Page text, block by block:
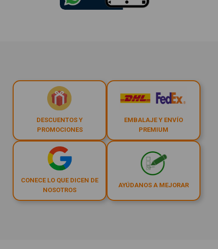
DESCUENTOS Y
PROMOCIONES
EMBALAJE Y ENVÍO
PREMIUM
CONECE LO QUE DICEN DE
NOSOTROS
AYÚDANOS A MEJORAR